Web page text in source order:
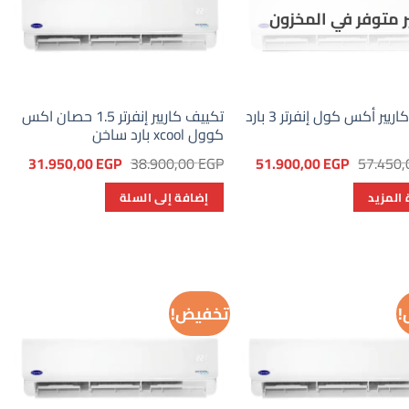
متوفر في المخزون
تكييف كاريير أكس كول إنفرتر 3 بارد
السعر
الأصلي51.900,00EGP السعر
الحالي
51.900,00 EGP. المزيد
تكييف كاريير إنفرتر 1.5 حصان اكس
كوول xcool بارد ساخن
38.900,00EGP السعر
الأصلي
هو:
38.900,00 EGP.
31.950,00EGP
إضافة إلى السلة
تخفيض!